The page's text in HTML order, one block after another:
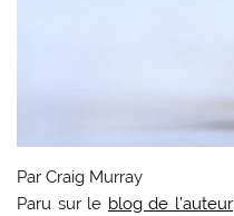
Par Craig Murray
Paru sur le blog de l’auteur